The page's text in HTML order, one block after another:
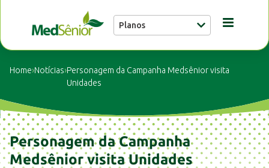
Planos
Unidades
Home›Notícias›Personagem da Campanha Medsênior visita
Unidades
Personagem da Campanha
Medsênior visita Unidades